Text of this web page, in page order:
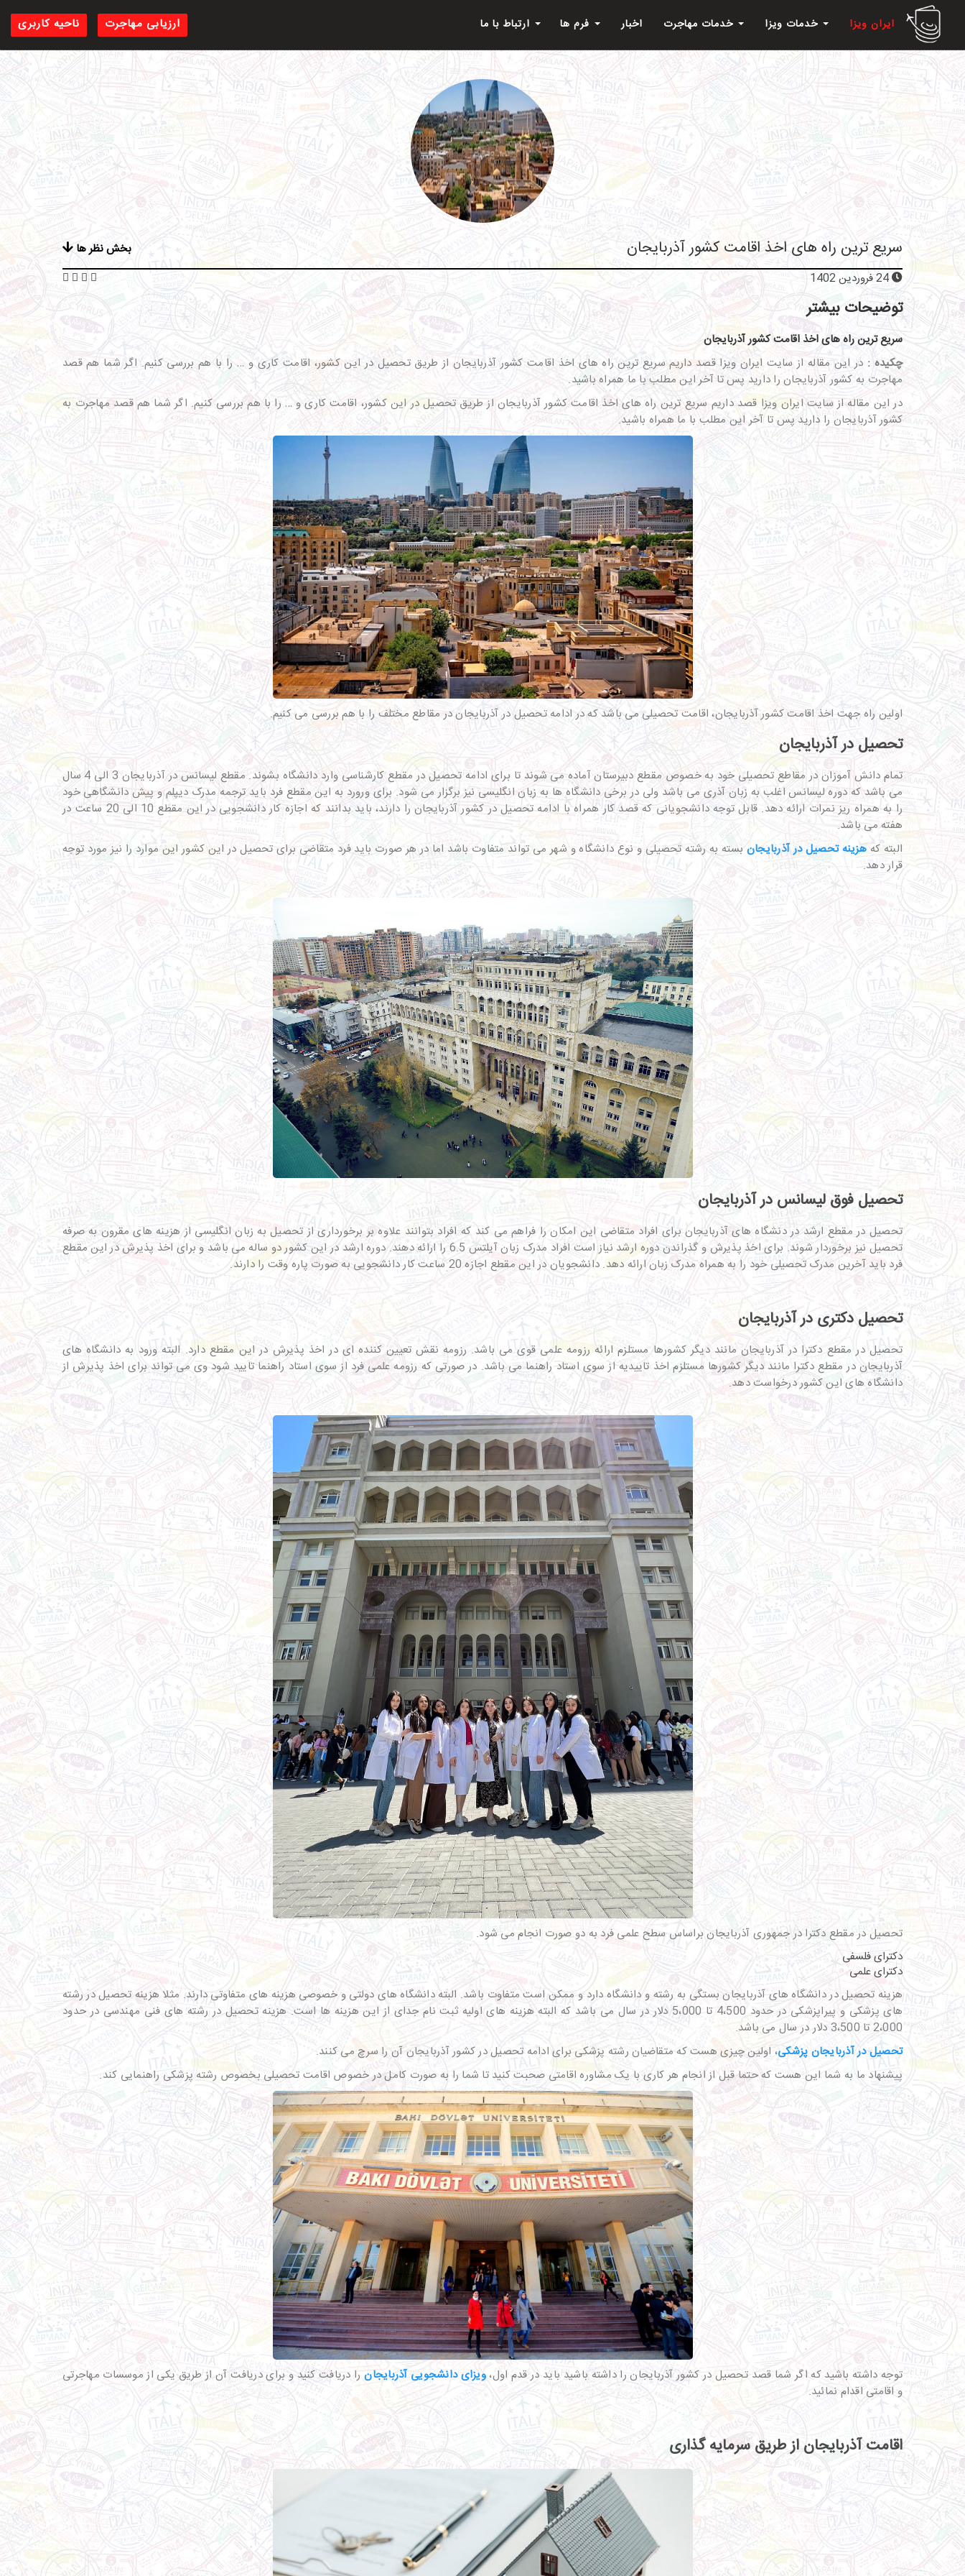
ناحیه کاربری ارزیابی مهاجرت ایران ویزا اخبار
سریع ترین راه های اخذ اقامت کشور آذربایجان
بخش نظر ها
توضیحات بیشتر
سریع ترین راه های اخذ اقامت کشور آذربایجان
چکیده : در این مقاله از سایت ایران ویزا قصد داریم سریع ترین راه های اخذ اقامت کشور آذربایجان از طریق تحصیل در این کشور، اقامت کاری و … را با هم بررسی کنیم. اگر شما هم قصد
مهاجرت به کشور آذربایجان را دارید پس تا آخر این مطلب با ما همراه باشید.
در این مقاله از سایت ایران ویزا قصد داریم سریع ترین راه های اخذ اقامت کشور آذربایجان از طریق تحصیل در این کشور، اقامت کاری و … را با هم بررسی کنیم. اگر شما هم قصد مهاجرت به
کشور آذربایجان را دارید پس تا آخر این مطلب با ما همراه باشید.
اولین راه جهت اخذ اقامت کشور آذربایجان، اقامت تحصیلی می باشد که در ادامه تحصیل در آذربایجان در مقاطع مختلف را با هم بررسی می کنیم.
تحصیل در آذربایجان
تمام دانش آموزان در مقاطع تحصیلی خود به خصوص مقطع دبیرستان آماده می شوند تا برای ادامه تحصیل در مقطع کارشناسی وارد دانشگاه بشوند. مقطع لیسانس در آذربایجان 3 الی 4 سال
می باشد که دوره لیسانس اغلب به زبان آذری می باشد ولی در برخی دانشگاه ها به زبان انگلیسی نیز برگزار می شود. برای ورورد به این مقطع فرد باید ترجمه مدرک دیپلم و پیش دانشگاهی خود
را به همراه ریز نمرات ارائه دهد. قابل توجه دانشجویانی که قصد کار همراه با ادامه تحصیل در کشور آذربایجان را دارند، باید بدانند که اجازه کار دانشجویی در این مقطع 10 الی 20 ساعت در
هفته می باشد.
البته کههزینه تحصیل در آذربایجان بسته به رشته تحصیلی و نوع دانشگاه و شهر می تواند متفاوت باشد اما در هر صورت باید فرد متقاضی برای تحصیل در این کشور این موارد را نیز مورد توجه
قرار دهد.
تحصیل فوق لیسانس در آذربایجان
تحصیل در مقطع ارشد در دنشگاه های آذربایجان برای افراد متقاضی این امکان را فراهم می کند که افراد بتوانند علاوه بر برخورداری از تحصیل به زبان انگلیسی از هزینه های مقرون به صرفه
تحصیل نیز برخوردار شوند. برای اخذ پذیرش و گذراندن دوره ارشد نیاز است افراد مدرک زبان آیلتس 6.5 را ارائه دهند. دوره ارشد در این کشور دو ساله می باشد و برای اخذ پذیرش در این مقطع
فرد باید آخرین مدرک تحصیلی خود را به همراه مدرک زبان ارائه دهد. دانشجویان در این مقطع اجازه 20 ساعت کار دانشجویی به صورت پاره وقت را دارند.
تحصیل دکتری در آذربایجان
تحصیل در مقطع دکترا در آذربایجان مانند دیگر کشورها مستلزم ارائه رزومه علمی قوی می باشد. رزومه نقش تعیین کننده ای در اخذ پذیرش در این مقطع دارد. البته ورود به دانشگاه های
آذربایجان در مقطع دکترا مانند دیگر کشورها مستلزم اخذ تاییدیه از سوی استاد راهنما می باشد. در صورتی که رزومه علمی فرد از سوی استاد راهنما تایید شود وی می تواند برای اخذ پذیرش از
دانشگاه های این کشور درخواست دهد.
تحصیل در مقطع دکترا در جمهوری آذربایجان براساس سطح علمی فرد به دو صورت انجام می شود.
دکترای فلسفی
دکترای علمی
هزینه تحصیل در دانشگاه های آذربایجان بستگی به رشته و دانشگاه دارد و ممکن است متفاوت باشد. البته دانشگاه های دولتی و خصوصی هزینه های متفاوتی دارند. مثلا هزینه تحصیل در رشته
های پزشکی و پیراپزشکی در حدود 4،500 تا 5،000 دلار در سال می باشد که البته هزینه های اولیه ثبت نام جدای از این هزینه ها است. هزینه تحصیل در رشته های فنی مهندسی در حدود
2،000 تا 3،500 دلار در سال می باشد.
تحصیل در آذربایجان پزشکی، اولین چیزی هست که متقاضیان رشته پزشکی برای ادامه تحصیل در کشور آذربایجان آن را سرچ می کنند.
پیشنهاد ما به شما این هست که حتما قبل از انجام هر کاری با یک مشاوره اقامتی صحبت کنید تا شما را به صورت کامل در خصوص اقامت تحصیلی بخصوص رشته پزشکی راهنمایی کند.
توجه داشته باشید که اگر شما قصد تحصیل در کشور آذربایجان را داشته باشید باید در قدم اول،ویزای دانشجویی آذربایجانرا دریافت کنید و برای دریافت آن از طریق یکی از موسسات مهاجرتی
و اقامتی اقدام نمائید.
اقامت آذربایجان از طریق سرمایه گذاری